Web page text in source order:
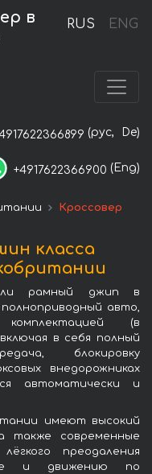
RUS ENG
в
(рус, De)
+4917622366900 (Eng)
Кроссовер
класса
рамный джип в
авто,
комплектацией (в
в себя полный
блокировку
внедорожниках
автоматически и
имеют высокий
также современные
преодаления
и движению по